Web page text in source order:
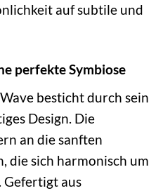
auf subtile und
perfekte Symbiose
besticht durch sein
Design. Die
an die sanften
die sich harmonisch um
Gefertigt aus